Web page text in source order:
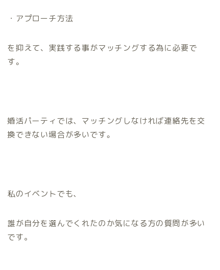
・アプローチ方法
を抑えて、実践する事がマッチングする為に必要で
す。
婚活パーティでは、マッチングしなければ連絡先を交
換できない場合が多いです。
私のイベントでも、
誰が自分を選んでくれたのか気になる方の質問が多い
です。